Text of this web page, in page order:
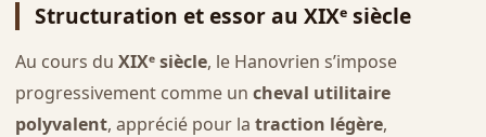
Structuration et essor au XIXᵉ siècle
Au cours du XIXᵉ siècle, le Hanovrien s’impose
progressivement comme un cheval utilitaire
polyvalent, apprécié pour la traction légère,